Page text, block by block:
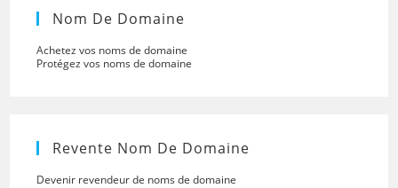
Nom De Domaine
Achetez vos noms de domaine
Protégez vos noms de domaine
Revente Nom De Domaine
Devenir revendeur de noms de domaine